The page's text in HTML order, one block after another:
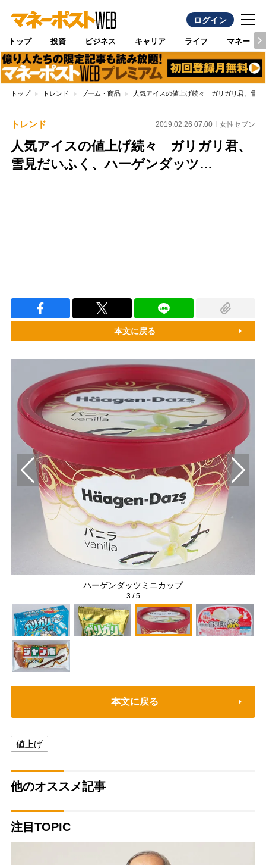
ログイン
トップ 投資 ビジネス キャリア ライフ マネー
トップ トレンド ブーム・商品 人気アイスの値上げ続々 ガリガリ君、雪
トレンド 2019.02.26 07:00 女性セブン
人気アイスの値上げ続々 ガリガリ君、
雪見だいふく、ハーゲンダッツ…
本文に戻る
ハーゲンダッツミニカップ
3/5
本文に戻る
値上げ
他のオススメ記事
注目TOPIC